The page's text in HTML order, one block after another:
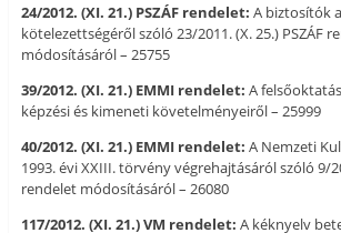
24/2012. (XI. 21.) PSZÁF rendelet: A biztosítók
kötelezettségéről szóló 23/2011. (X. 25.) PSZÁF
módosításáról – 25755
39/2012. (XI. 21.) EMMI rendelet: A
képzési és kimeneti követelményeiről – 25999
40/2012. (XI. 21.) EMMI rendelet: A Nemzeti
1993. évi XXIII. törvény végrehajtásáról szóló 9/
rendelet módosításáról – 26080
117/2012. (XI. 21.) VM rendelet: A kéknyelv